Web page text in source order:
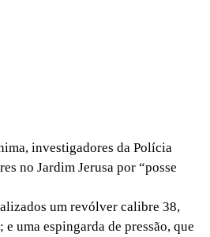
investigadores da Polícia
no Jardim Jerusa por “posse
um revólver calibre 38,
uma espingarda de pressão, que